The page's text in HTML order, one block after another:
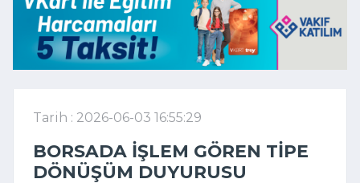
Tarih : 2026-06-03 16:55:29
BORSADA IŞLEM GÖREN TIPE
DÖNÜŞÜM DUYURUSU